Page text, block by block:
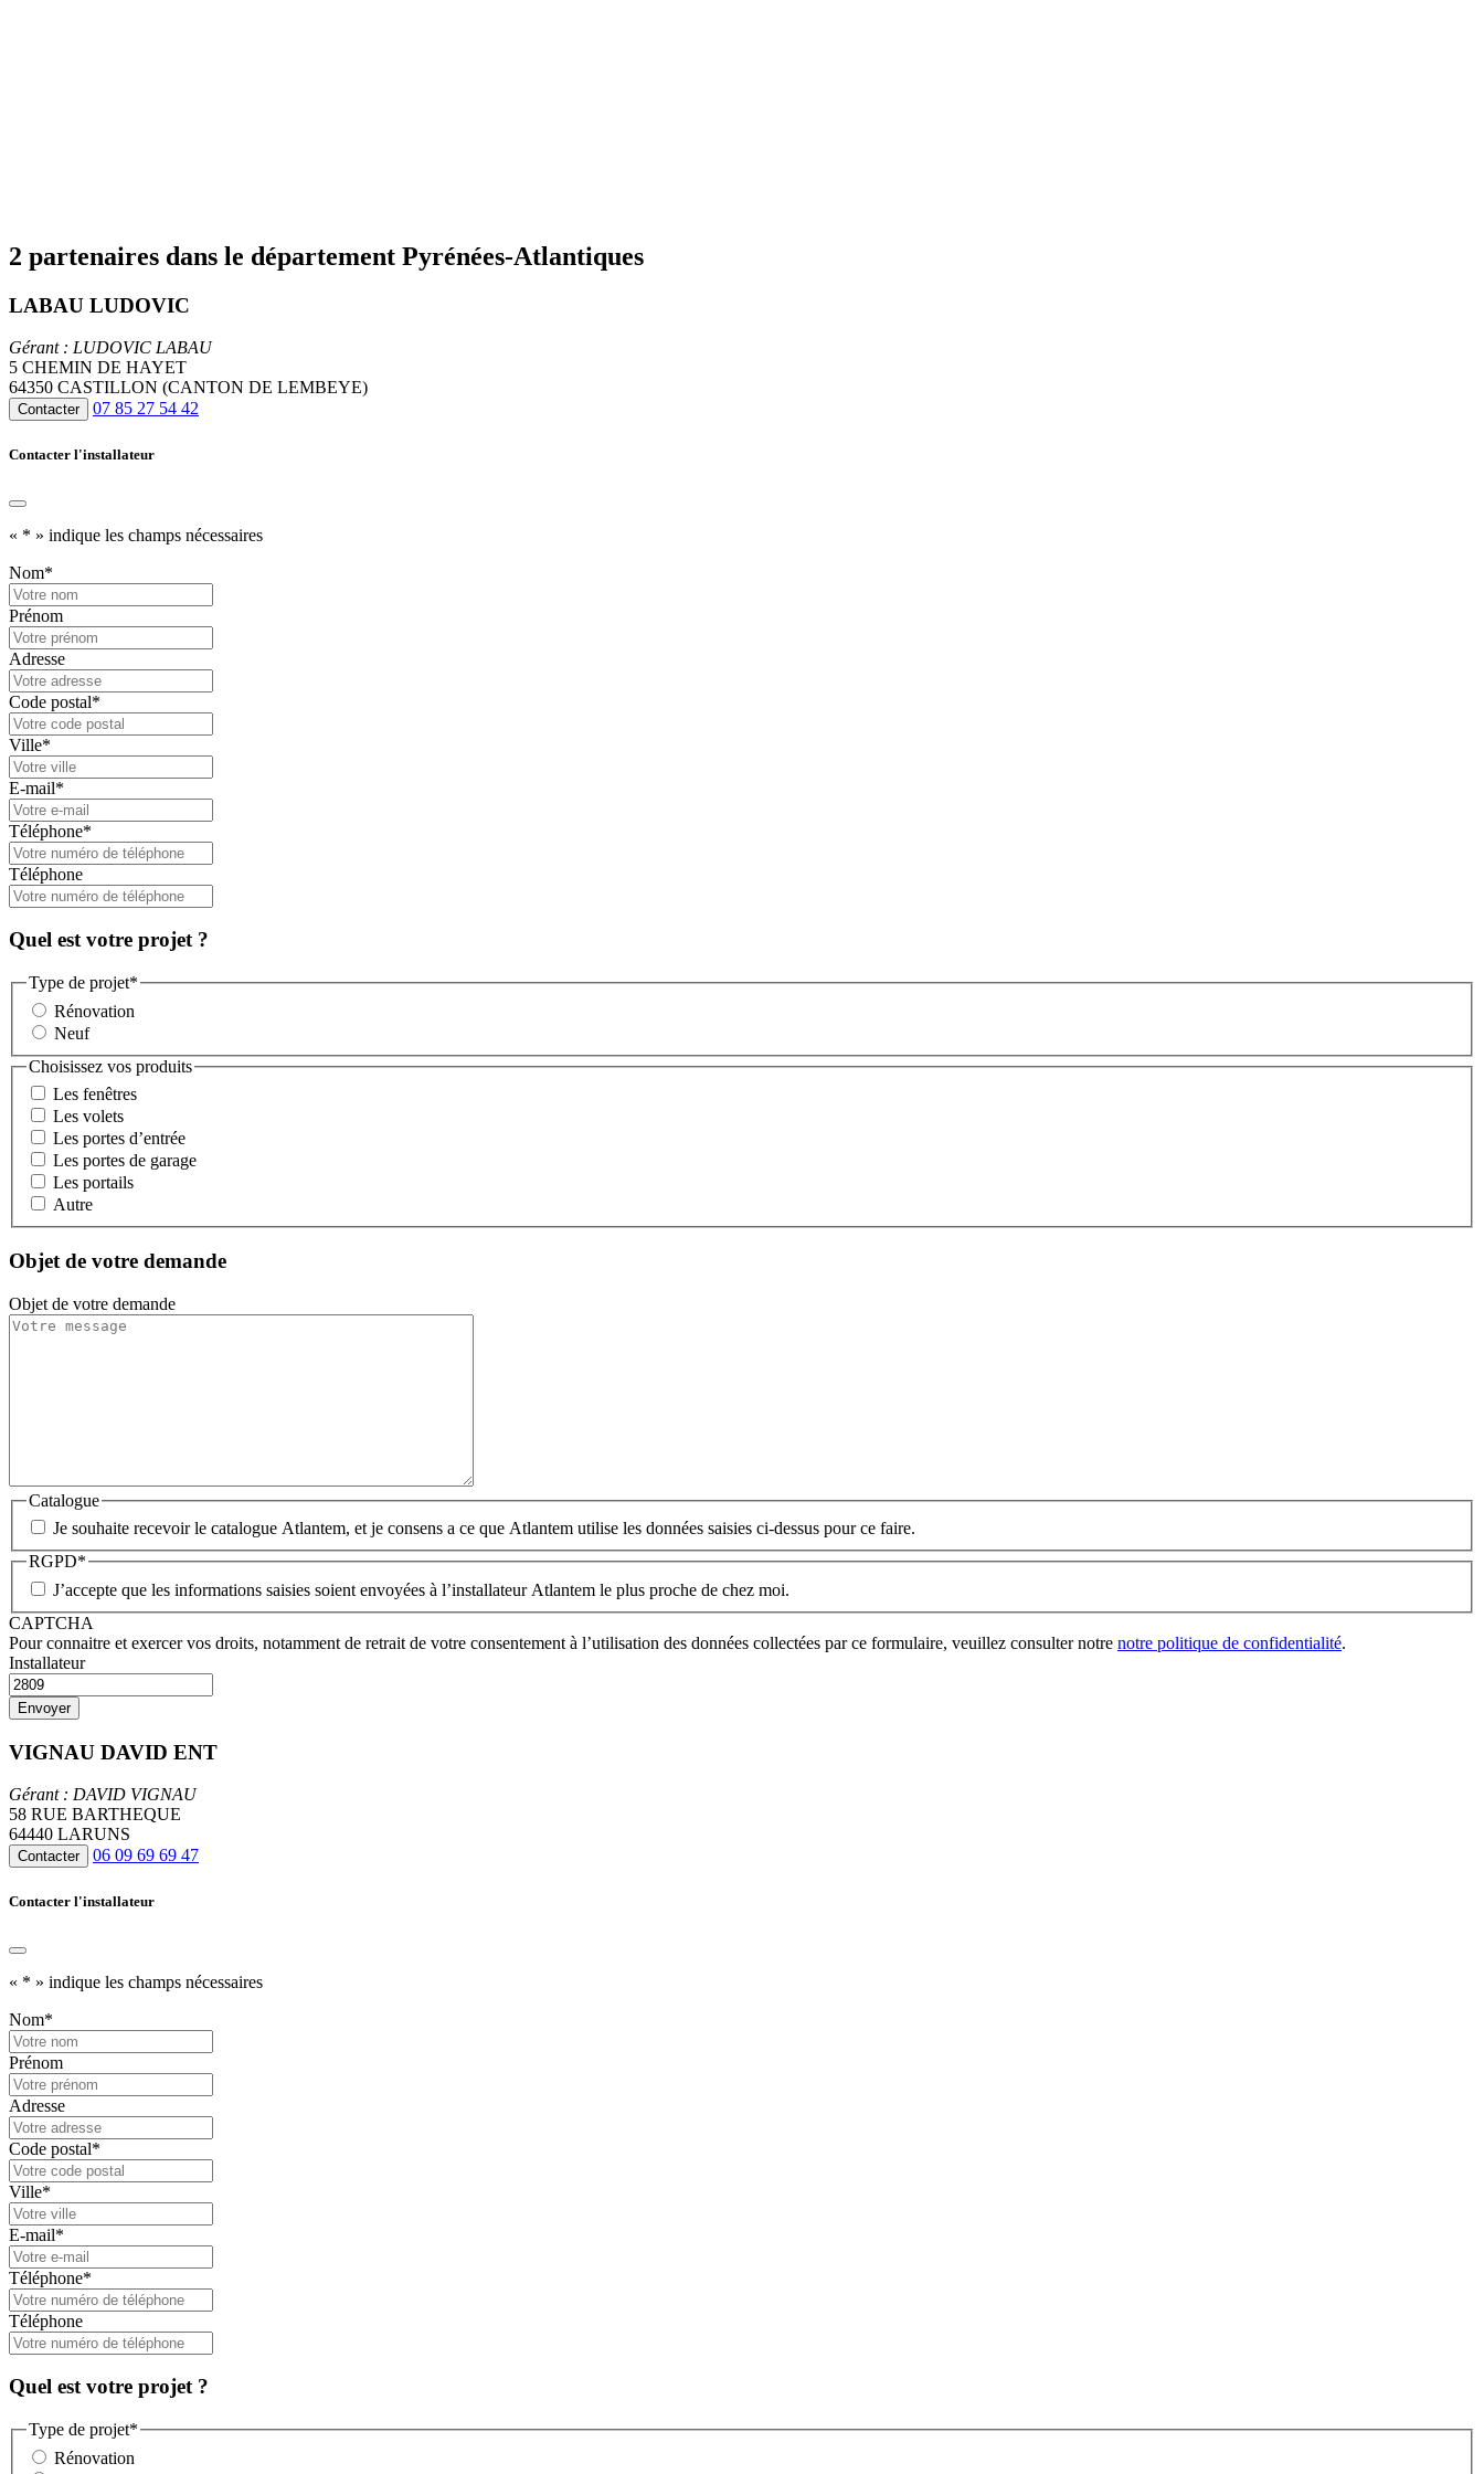
2 partenaires dans le département Pyrénées-Atlantiques
LABAU LUDOVIC
Gérant : LUDOVIC LABAU
5 CHEMIN DE HAYET
64350 CASTILLON (CANTON DE LEMBEYE)
Contacter 07 85 27 54 42
Contacter l'installateur
« * » indique les champs nécessaires
Nom*
Prénom
Adresse
Code postal*
Ville*
E-mail*
Téléphone*
Téléphone
Quel est votre projet ?
Type de projet*
Rénovation
Neuf
Choisissez vos produits
Les fenêtres
Les volets
Les portes d’entrée
Les portes de garage
Les portails
Autre
Objet de votre demande
Objet de votre demande
Catalogue
Je souhaite recevoir le catalogue Atlantem, et je consens a ce que Atlantem utilise les données saisies ci-dessus pour ce faire.
RGPD*
J’accepte que les informations saisies soient envoyées à l’installateur Atlantem le plus proche de chez moi.
CAPTCHA
Pour connaitre et exercer vos droits, notamment de retrait de votre consentement à l’utilisation des données collectées par ce formulaire, veuillez consulter notre notre politique de confidentialité.
Installateur
VIGNAU DAVID ENT
Gérant : DAVID VIGNAU
58 RUE BARTHEQUE
64440 LARUNS
Contacter 06 09 69 69 47
Contacter l'installateur
« * » indique les champs nécessaires
Nom*
Prénom
Adresse
Code postal*
Ville*
E-mail*
Téléphone*
Téléphone
Quel est votre projet ?
Type de projet*
Rénovation